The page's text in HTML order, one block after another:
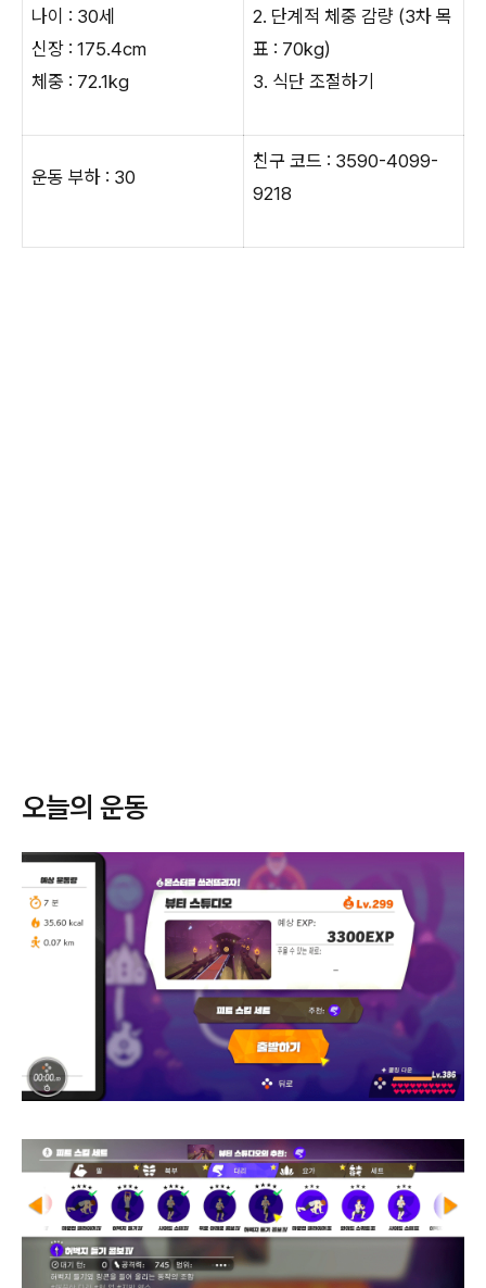
나이 : 30세
신장 : 175.4cm
체중 : 72.1kg
2. 단계적 체중 감량 (3차 목
표 : 70kg)
3. 식단 조절하기
운동 부하 : 30
친구 코드 : 3590-4099-
9218
오늘의 운동